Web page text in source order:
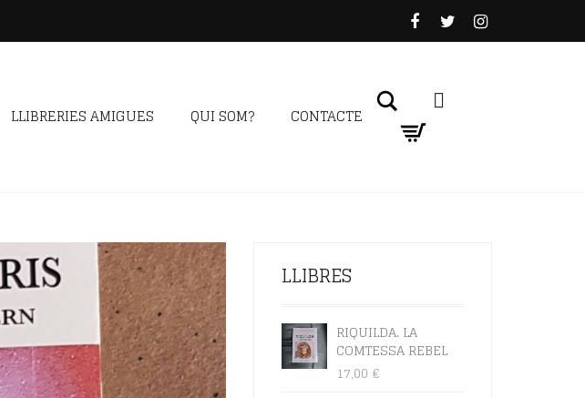
LLIBRERIES AMIGUES QUI SOM? CONTACTE
Search
LLIBRES
RIQUILDA. LA
COMTESSA REBEL
17,00 €